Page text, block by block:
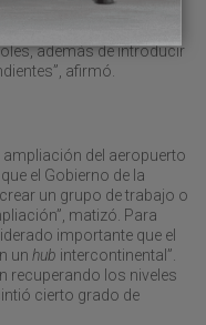
Gobierno ha liberado
supuesto un ahorro de
además de introducir
afirmó.
del aeropuerto
el Gobierno de la
un grupo de trabajo o
matizó. Para
importante que el
un hub intercontinental”.
recuperando los niveles
cierto grado de